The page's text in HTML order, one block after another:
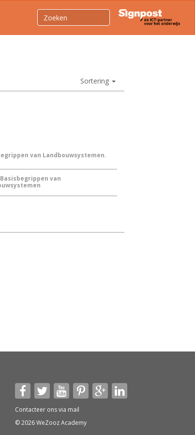
Sortering
van Landbouwsystemen.
Basisbegrippen van
Contacteer ons via mail
© 2026 WeZooz Academy